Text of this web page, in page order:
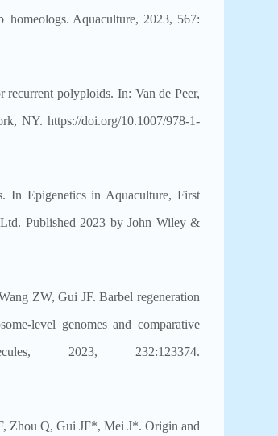
Aquaculture, 2023, 567:
polyploids. In: Van de Peer,
NY. https://doi.org/10.1007/978-1-
In Epigenetics in Aquaculture, First
Published 2023 by John Wiley &
ZW, Gui JF. Barbel regeneration
level genomes and comparative
2023, 232:123374.
Zhou Q, Gui JF*, Mei J*. Origin and